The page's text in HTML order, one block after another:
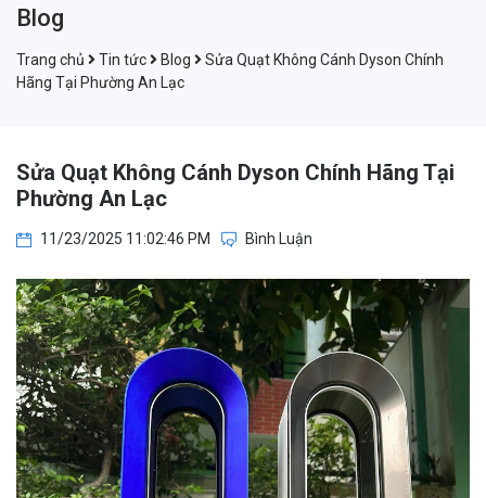
Blog
Trang chủ Tin tức Blog
Sửa Quạt Không Cánh Dyson Chính
Hãng Tại Phường An Lạc
Sửa Quạt Không Cánh Dyson Chính Hãng Tại
Phường An Lạc
11/23/2025 11:02:46 PM Bình Luận